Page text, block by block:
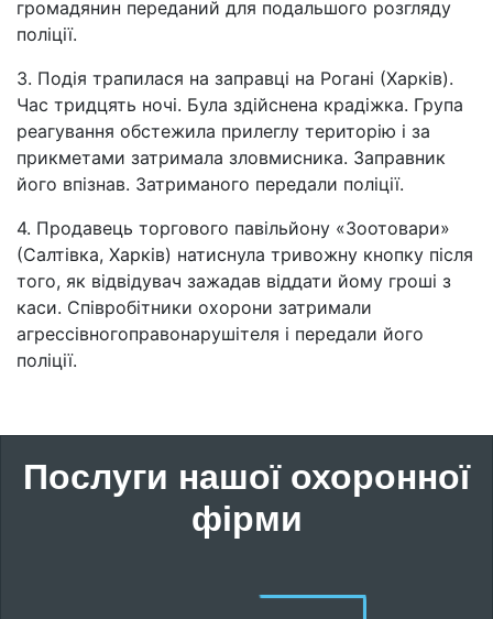
громадянин переданий для подальшого розгляду
поліції.
3. Подія трапилася на заправці на Рогані (Харків).
Час тридцять ночі. Була здійснена крадіжка. Група
реагування обстежила прилеглу територію і за
прикметами затримала зловмисника. Заправник
його впізнав. Затриманого передали поліції.
4. Продавець торгового павільйону «Зоотовари»
(Салтівка, Харків) натиснула тривожну кнопку після
того, як відвідувач зажадав віддати йому гроші з
каси. Співробітники охорони затримали
агрессівногоправонарушітеля і передали його
поліції.
Послуги нашої охоронної
фірми